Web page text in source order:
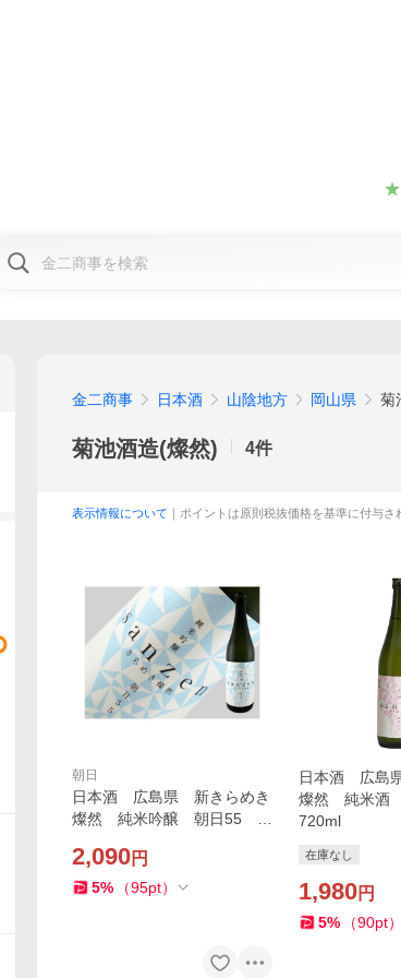
金二商事 日本酒 山陰地方 岡山県 菊
菊池酒造(燦然) 4件
表示情報について ｜ポイントは原則税抜価格を基準に付与
朝日
日本酒 広島県 新きらめき
燦然 純米吟醸 朝日55 即
2,090円
5% （95pt）
日本酒 広島
燦然 純米
720ml
在庫なし
1,980円
5% （90pt）